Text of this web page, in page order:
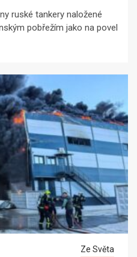
ruské tankery naložené
pobřežím jako na povel
Ze Světa